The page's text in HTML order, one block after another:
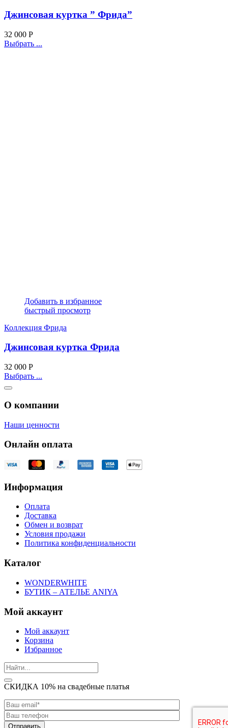
Джинсовая куртка ” Фрида”
32 000 Р
Выбрать ...
Добавить в избранное
быстрый просмотр
Коллекция Фрида
Джинсовая куртка Фрида
32 000 Р
Выбрать ...
О компании
Наши ценности
Онлайн оплата
Информация
Оплата
Доставка
Обмен и возврат
Условия продажи
Политика конфиденциальности
Каталог
WONDERWHITE
БУТИК – АТЕЛЬЕ ANIYA
Мой аккаунт
Мой аккаунт
Корзина
Избранное
СКИДКА 10% на свадебные платья
Отправить